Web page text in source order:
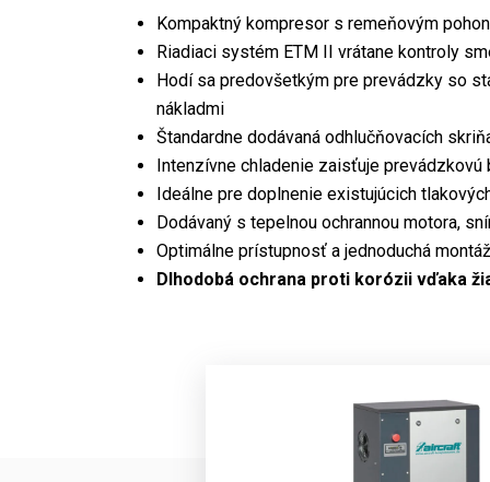
Kompaktný kompresor s remeňovým
Riadiaci systém ETM II vrátane kontroly
Hodí sa predovšetkým pre prevádzky so
nákladmi
Štandardne dodávaná odhlučňovacích
Intenzívne chladenie zaisťuje
Ideálne pre doplnenie existujúcich
Dodávaný s tepelnou ochrannou motora,
Optimálne prístupnosť a jednoduchá
Dlhodobá ochrana proti korózii vďaka